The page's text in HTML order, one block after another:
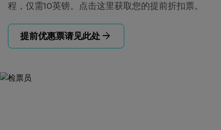
程，仅需10英镑。点击这里获取您的提前折扣票。
提前优惠票请见此处 arrow_forward